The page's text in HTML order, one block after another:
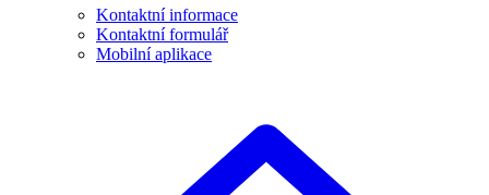
Kontaktní informace
Kontaktní formulář
Mobilní aplikace